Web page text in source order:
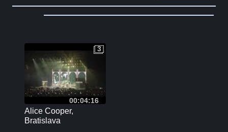
00:04:16
3
3
Alice Cooper,
Bratislava